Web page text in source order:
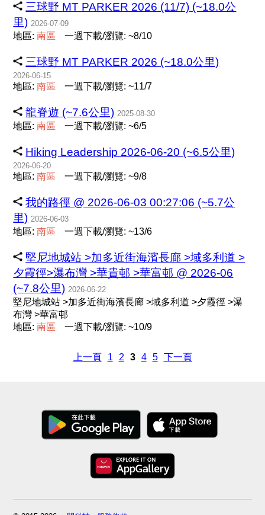
三球野 MT PARKER 2026 (11/7) (~18.0公
里) 2026-07-09
地區:南區 一週下載/瀏覽: ~8/10
三球野 MT PARKER 2026 (~18.0公里)
2026-06-15
地區:南區 一週下載/瀏覽: ~11/7
龍脊遊 (~7.6公里) 2025-08-30
地區:南區 一週下載/瀏覽: ~6/5
Hiking Leadership 2026-06-20 (~6.5公里)
2026-06-20
地區:南區 一週下載/瀏覽: ~9/8
我的路徑 @ 2026-06-03 00:27:06 (~5.7公
里) 2026-06-03
地區:南區 一週下載/瀏覽: ~13/6
堅尼地城站 >加多近街海濱長廊 >域多利道 >
夕霞徑>瀑布灣 >華貴邨 >華富邨 @ 2026-06
(~7.8公里) 2026-06-22
堅尼地城站 >加多近街海濱長廊 >域多利道 >夕霞徑 >瀑
布灣 >華富邨
地區:南區 一週下載/瀏覽: ~10/9
上一頁 1 2 3 4 5 下一頁